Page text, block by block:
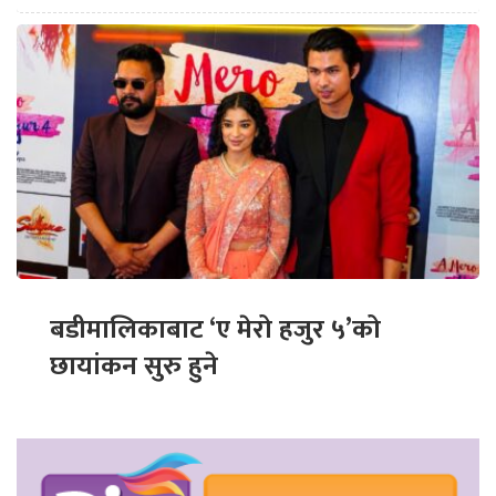
बडीमालिकाबाट ‘ए मेरो हजुर ५’को
छायांकन सुरु हुने